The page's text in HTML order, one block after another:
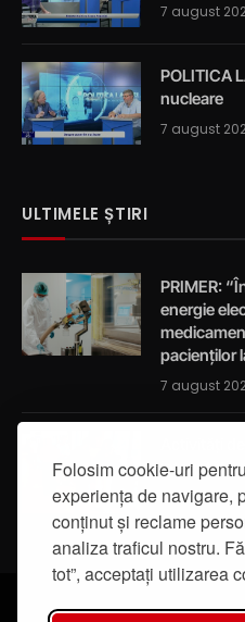
Folosim cookie-uri
experiența de navigare,
conținut și reclame
analiza traficul nostru.
tot”, acceptați utilizarea
7 august
POLITICA
nucleare
7 august
ULTIMELE ȘTIRI
PRIMER:
energie
pacienților
7 august
integrității
7 august